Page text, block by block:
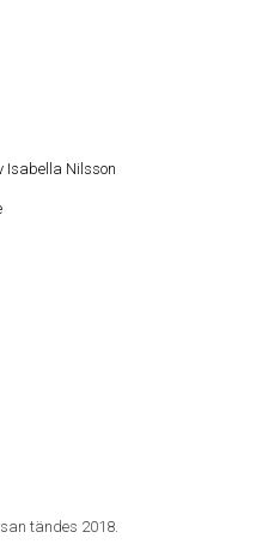
Isabella Nilsson
tändes 2018.